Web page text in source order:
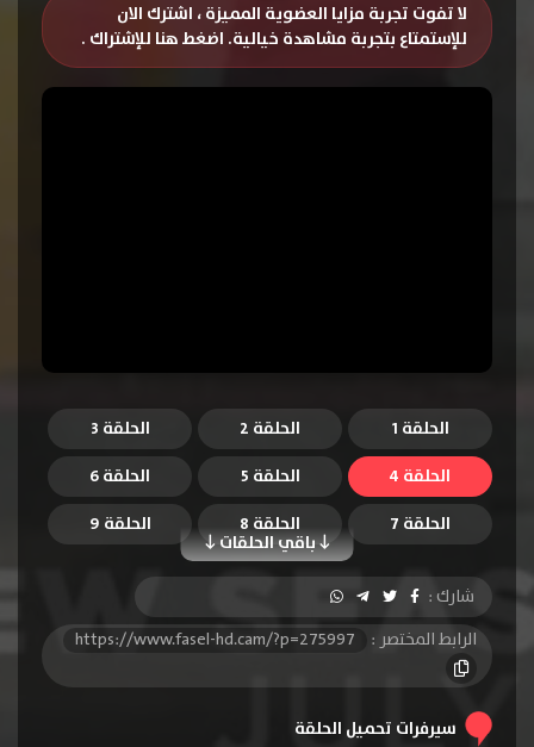
لا تفوت تجربة مزايا العضوية المميزة ، اشترك الان
للإستمتاع بتجربة مشاهدة خيالية. اضغط هنا للإشتراك .
الحلقة 1 الحلقة 2
الحلقة 3
الحلقة 4
الحلقة 5 الحلقة 6
باقي الحلقات
الحلقة 7 الحلقة 8
الحلقة 9
الحلقة 10
الحلقة 11
الحلقة 12
الحلقة 13
الحلقة 14
الحلقة 15
شارك :
الرابط المختصر :
https://www.fasel-hd.cam/?p=275997
سيرفرات تحميل الحلقة